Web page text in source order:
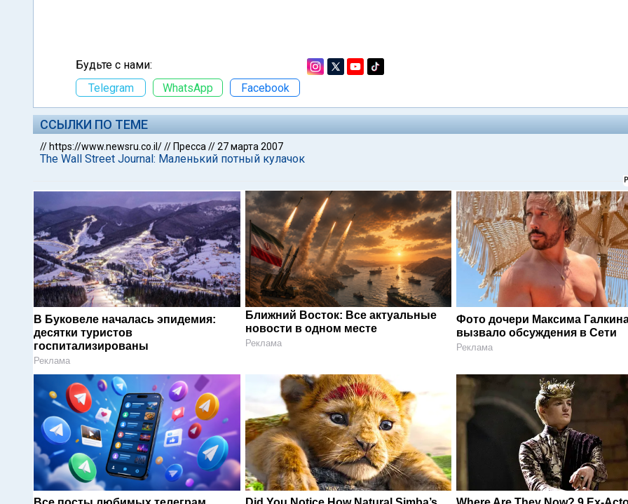
Будьте с нами:
Telegram
WhatsApp Facebook
ССЫЛКИ ПО ТЕМЕ
// https://www.newsru.co.il/// Пресса //27 марта 2007
The Wall Street Journal: Маленький потный кулачок
В Буковеле началась эпидемия:
десятки туристов
госпитализированы
Реклама
Ближний Восток: Все актуальные
новости в одном месте
Реклама
Фото дочери Максима
вызвало обсуждения в Сети
Реклама